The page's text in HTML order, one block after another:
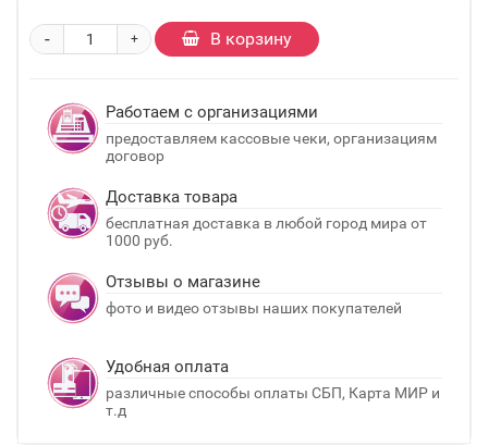
+
- В корзину
Работаем с организациями
предоставляем кассовые чеки, организациям
договор
Доставка товара
бесплатная доставка в любой город мира от
1000 руб.
Отзывы о магазине
фото и видео отзывы наших покупателей
Удобная оплата
различные способы оплаты СБП, Карта МИР и
т.д